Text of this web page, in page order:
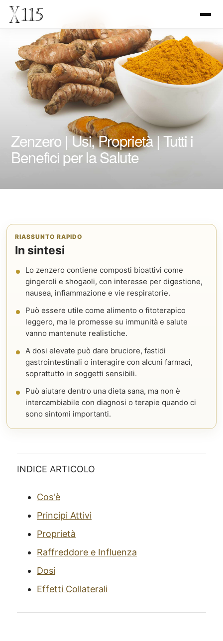
Zenzero | Usi, Proprietà | Tutti i
Benefici per la Salute
RIASSUNTO RAPIDO
In sintesi
Lo zenzero contiene composti bioattivi come
gingeroli e shogaoli, con interesse per digestione,
nausea, infiammazione e vie respiratorie.
Può essere utile come alimento o fitoterapico
leggero, ma le promesse su immunità e salute
vanno mantenute realistiche.
A dosi elevate può dare bruciore, fastidi
gastrointestinali o interagire con alcuni farmaci,
soprattutto in soggetti sensibili.
Può aiutare dentro una dieta sana, ma non è
intercambiabile con diagnosi o terapie quando ci
sono sintomi importanti.
INDICE ARTICOLO
Cos'è
Principi Attivi
Proprietà
Raffreddore e Influenza
Dosi
Effetti Collaterali